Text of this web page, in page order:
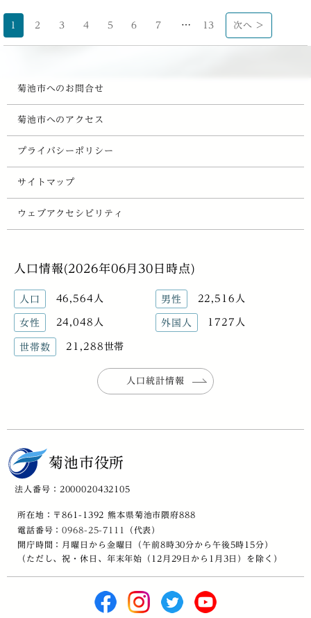
2 3 4 5 6 7 … 13 次へ >
菊池市へのお問合せ
菊池市へのアクセス
プライバシーポリシー
サイトマップ
ウェブアクセシビリティ
人口情報(2026年06月30日時点)
人口 46,564人 男性 22,516人
女性 24,048人 外国人 1727人
世帯数 21,288世帯
人口統計情報
菊池市役所
法人番号：2000020432105
所在地：〒861-1392 熊本県菊池市隈府888
電話番号：0968-25-7111
（代表）
開庁時間：月曜日から金曜日（午前8時30分から午後5時15分）
（ただし、祝・休日、年末年始（12月29日から1月3日）を除く）